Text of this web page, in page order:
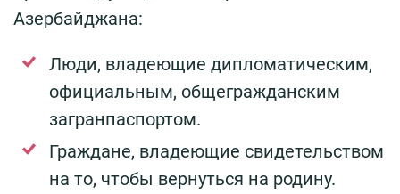
Азербайджана:
Люди, владеющие дипломатическим,
официальным, общегражданским
загранпаспортом.
Граждане, владеющие свидетельством
на то, чтобы вернуться на родину.